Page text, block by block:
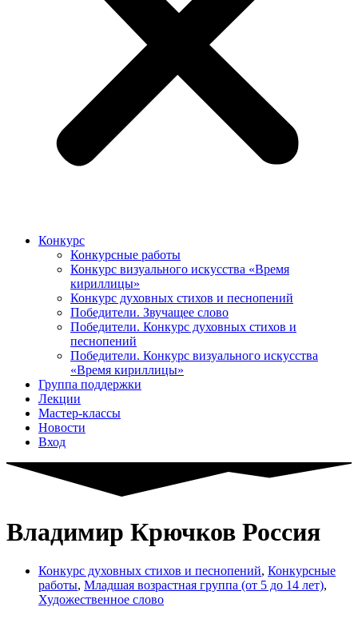
Конкурс
Конкурсные работы
Конкурс визуального искусства «Время
кириллицы»
Конкурс духовных стихов и песнопений
Победители. Звучащее слово
Победители. Конкурс духовных стихов и
песнопений
Победители. Конкурс визуального искусства
«Время кириллицы»
Группа поддержки
Лекции
Мастер-классы
Новости
Вход
Владимир Крючков Россия
Конкурс духовных стихов и песнопений, Конкурсные
работы, Младшая возрастная группа (от 5 до 14 лет),
Художественное слово